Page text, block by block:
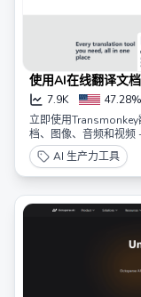
使用AI在线翻译文
7.9K 47.28%
立即使用
档、图像、音频和视频
AI 生产力工具